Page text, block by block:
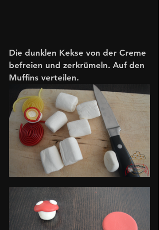
Die dunklen Kekse von der Creme
befreien und zerkrümeln. Auf den
Muffins verteilen.